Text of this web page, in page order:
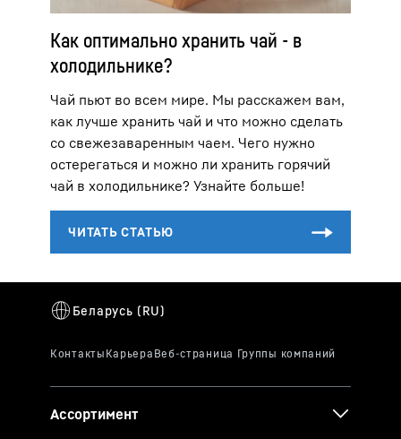
Как оптимально хранить чай - в
холодильнике?
Чай пьют во всем мире. Мы расскажем вам,
как лучше хранить чай и что можно сделать
со свежезаваренным чаем. Чего нужно
остерегаться и можно ли хранить горячий
чай в холодильнике? Узнайте больше!
Ассортимент